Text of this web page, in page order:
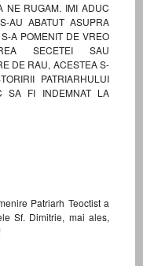
NE RUGAM. IMI ADUC
AU ABATUT ASUPRA
A POMENIT DE VREO
SECETEI SAU
DE RAU, ACESTEA S-
PATRIARHULUI
SA FI INDEMNAT LA
Patriarh Teoctist a
Sf. Dimitrie, mai ales,